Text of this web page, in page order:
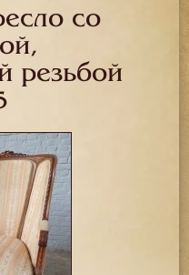
со
резьбой